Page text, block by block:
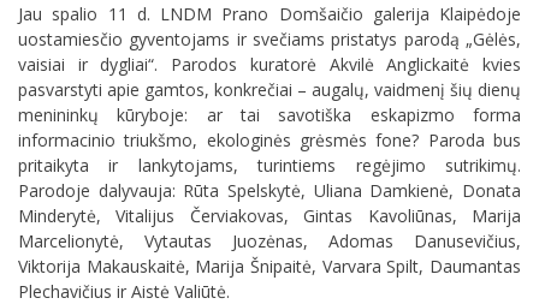
Jau spalio 11 d. LNDM Prano Domšaičio galerija Klaipėdoje
uostamiesčio gyventojams ir svečiams pristatys parodą „Gėlės,
vaisiai ir dygliai“. Parodos kuratorė Akvilė Anglickaitė kvies
pasvarstyti apie gamtos, konkrečiai – augalų, vaidmenį šių dienų
menininkų kūryboje: ar tai savotiška eskapizmo forma
informacinio triukšmo, ekologinės grėsmės fone? Paroda bus
pritaikyta ir lankytojams, turintiems regėjimo sutrikimų.
Parodoje dalyvauja: Rūta Spelskytė, Uliana Damkienė, Donata
Minderytė, Vitalijus Červiakovas,Gintas Kavoliūnas,
Marija
Marcelionytė, Vytautas Juozėnas, Adomas Danusevičius,
Viktorija Makauskaitė, Marija Šnipaitė, Varvara Spilt, Daumantas
Plechavičius ir Aistė Valiūtė.